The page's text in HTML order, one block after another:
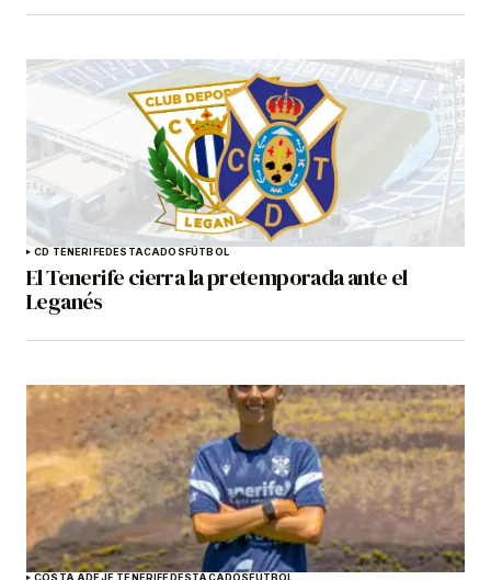
CD TENERIFEDESTACADOSFÚTBOL
El Tenerife cierra la pretemporada ante el
Leganés
COSTA ADEJE TENERIFEDESTACADOSFÚTBOL